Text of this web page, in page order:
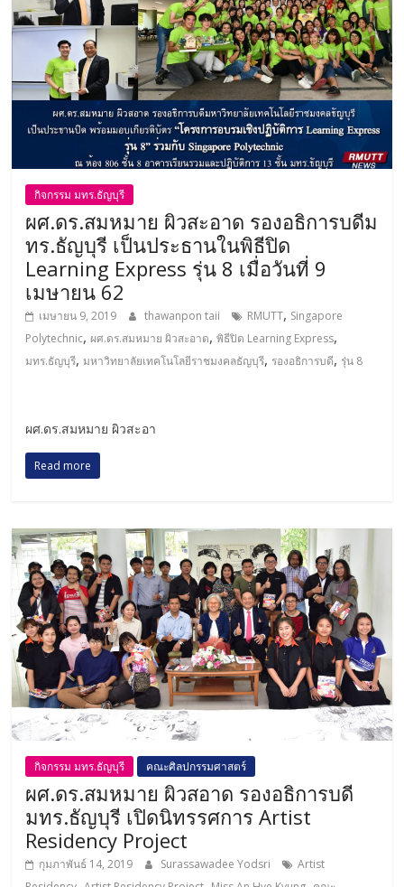
กิจกรรม มทร.ธัญบุรี
ผศ.ดร.สมหมาย ผิวสะอาด รองอธิการบดีม
ทร.ธัญบุรี เป็นประธานในพิธีปิด
Learning Express รุ่น 8 เมื่อวันที่ 9
เมษายน 62
เมษายน 9, 2019 thawanpon taii RMUTT, Singapore
Polytechnic,ผศ.ดร.สมหมาย ผิวสะอาด,พิธีปิด Learning Express,
มทร.ธัญบุรี,มหาวิทยาลัยเทคโนโลยีราชมงคลธัญบุรี, รองอธิการบดี, รุ่น 8
ผศ.ดร.สมหมาย ผิวสะอา
Read more
กิจกรรม มทร.ธัญบุรี คณะศิลปกรรมศาสตร์
ผศ.ดร.สมหมาย ผิวสอาด รองอธิการบดี
มทร.ธัญบุรี เปิดนิทรรศการ Artist
Residency Project
กุมภาพันธ์ 14, 2019 Surassawadee Yodsri
Artist